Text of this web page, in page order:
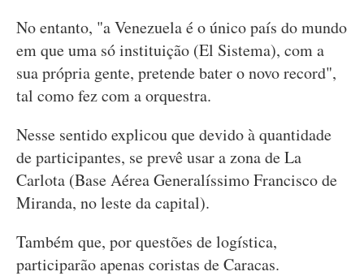
No entanto, "a Venezuela é o único país do mundo
em que uma só instituição (El Sistema), com a
sua própria gente, pretende bater o novo record",
tal como fez com a orquestra.
Nesse sentido explicou que devido à quantidade
de participantes, se prevê usar a zona de La
Carlota (Base Aérea Generalíssimo Francisco de
Miranda, no leste da capital).
Também que, por questões de logística,
participarão apenas coristas de Caracas.